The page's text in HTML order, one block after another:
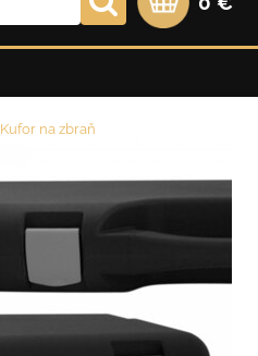
Kufor na zbraň